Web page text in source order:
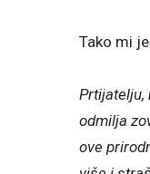
Tako mi
Prtijatelju,
odmilja
ove